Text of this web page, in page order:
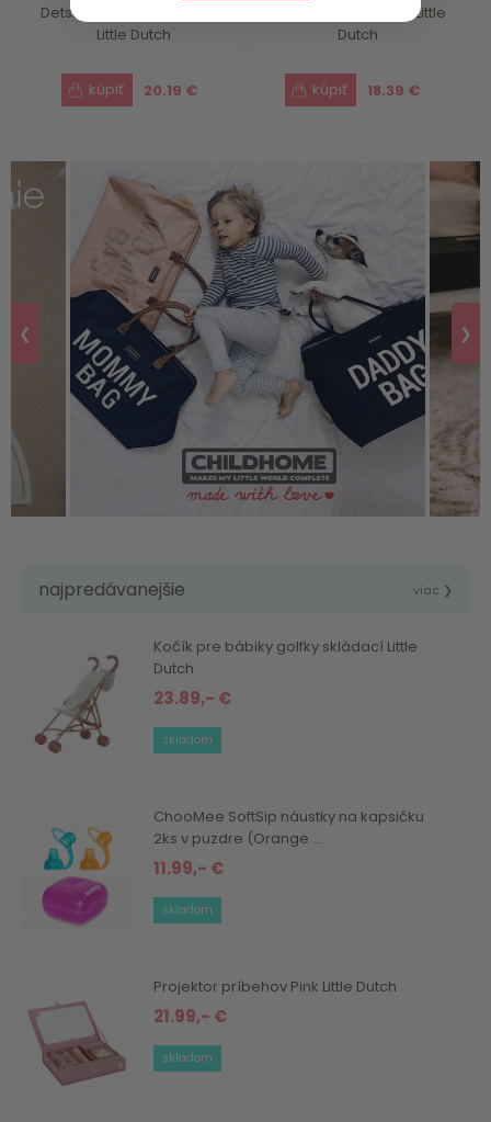
Detský batoh Fairy Garden
Little Dutch
20.19 €
Detský batoh Farma Little
Dutch
18.39 €
❮ ❯
najpredávanejšie viac ❯
Kočík pre bábiky golfky skládací Little
Dutch
23.89,- €
skladom
ChooMee SoftSip náustky na kapsičku
2ks v puzdre (Orange ...
11.99,- €
skladom
Projektor príbehov Pink Little Dutch
21.99,- €
skladom